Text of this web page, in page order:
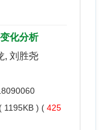
化分析
, 刘胜尧
( 1195KB ) ( 425